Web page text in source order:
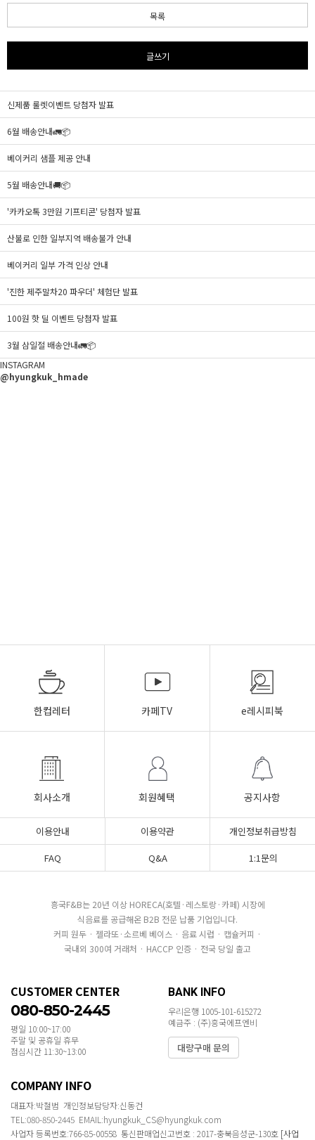
목록
글쓰기
신제품 룰렛이벤트 당첨자 발표
6월 배송안내🚛📦
베이커리 샘플 제공 안내
5월 배송안내🚚📦
'카카오톡 3만원 기프티콘' 당첨자 발표
산불로 인한 일부지역 배송불가 안내
베이커리 일부 가격 인상 안내
'진한 제주말차20 파우더' 체험단 발표
100원 핫 딜 이벤트 당첨자 발표
3월 삼일절 배송안내🚛📦
INSTAGRAM
@hyungkuk_hmade
한컵레터 카페TV e레시피북
회사소개 회원혜택 공지사항
이용안내 이용약관
개인정보취급방침
FAQ
Q&A 1:1문의
흥국F&B는 20년 이상 HORECA(호텔·레스토랑·카페) 시장에
식음료를 공급해온 B2B 전문 납품 기업입니다.
커피 원두 · 젤라또·소르베 베이스 · 음료 시럽 · 캡슐커피 ·
국내외 300여 거래처 · HACCP 인증 · 전국 당일 출고
CUSTOMER CENTER
080-850-2445
평일 10:00~17:00
주말 및 공휴일 휴무
점심시간 11:30~13:00
BANK INFO
우리은행 1005-101-615272
예금주 : (주)흥국에프엔비
대량구매 문의
COMPANY INFO
대표자:박철범 개인정보담당자:신동건
TEL:080-850-2445 EMAIL:hyungkuk_CS@hyungkuk.com
사업자 등록번호:766-85-00558 통신판매업신고번호 : 2017-충북음성군-130호 [사업